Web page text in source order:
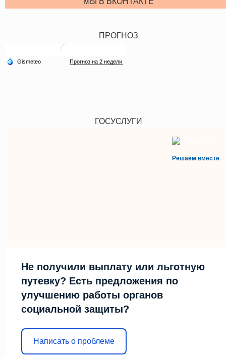
ПРОГНОЗ
ГОСУСЛУГИ
Решаем вместе
Не получили выплату или льготную
путевку? Есть предложения по
улучшению работы органов
социальной защиты?
Написать о проблеме